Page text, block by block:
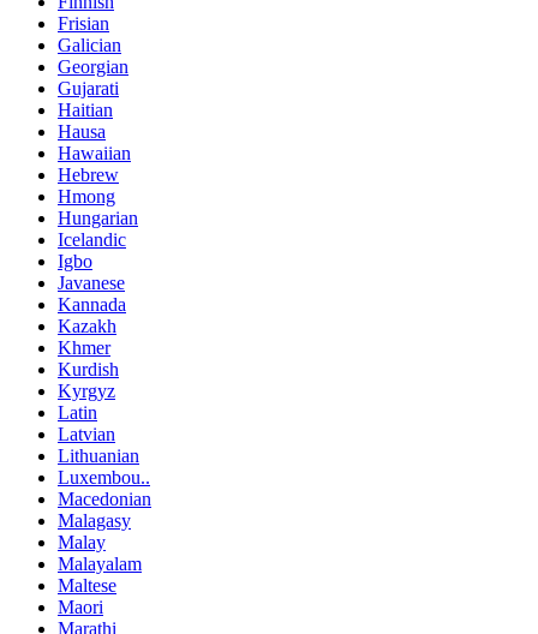
Frisian
Galician
Georgian
Gujarati
Haitian
Hausa
Hawaiian
Hebrew
Hmong
Hungarian
Icelandic
Igbo
Javanese
Kannada
Kazakh
Khmer
Kurdish
Kyrgyz
Latin
Latvian
Lithuanian
Luxembou..
Macedonian
Malagasy
Malay
Malayalam
Maltese
Maori
Marathi